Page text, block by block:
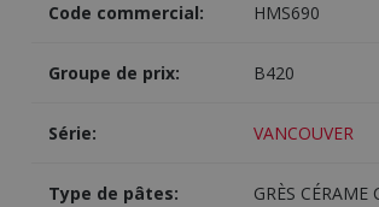
Code commercial: HMS690
Groupe de prix: B420
Série: VANCOUVER
Type de pâtes: GRÈS CÉRAME